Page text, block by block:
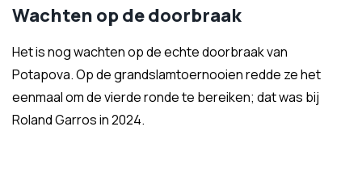
Wachten op de doorbraak
Het is nog wachten op de echte doorbraak van
Potapova. Op de grandslamtoernooien redde ze het
eenmaal om de vierde ronde te bereiken; dat was bij
Roland Garros in 2024.